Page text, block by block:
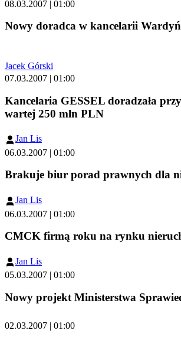
08.03.2007 | 01:00
Nowy doradca w kancelarii
Jacek Górski
07.03.2007 | 01:00
Kancelaria GESSEL doradzała
wartej 250 mln PLN
Jan Lis
06.03.2007 | 01:00
Brakuje biur porad prawnych dla
Jan Lis
06.03.2007 | 01:00
CMCK firmą roku na rynku
Jan Lis
05.03.2007 | 01:00
Nowy projekt Ministerstwa
02.03.2007 | 01:00